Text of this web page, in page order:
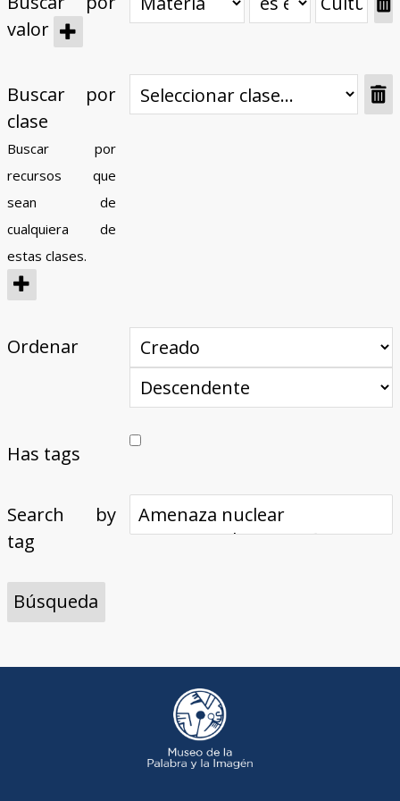
valor
Buscar por
clase
Buscar por
recursos que
sean de
cualquiera de
estas clases.
Ordenar
Has tags
Search by
tag